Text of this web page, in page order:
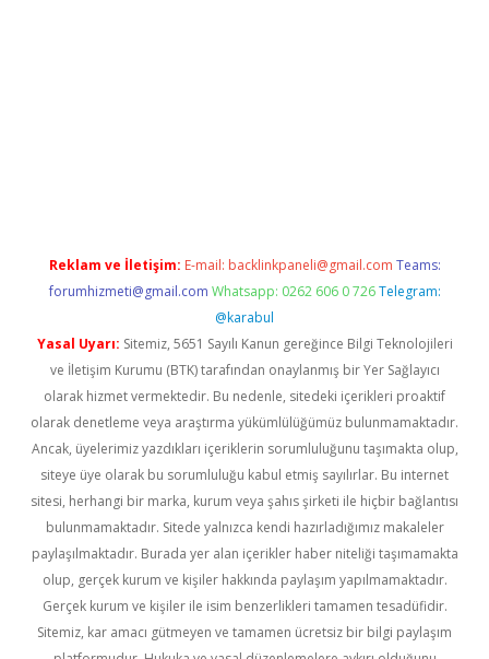
Reklam ve İletişim: E-mail: backlinkpaneli@gmail.com Teams:
forumhizmeti@gmail.com Whatsapp: 0262 606 0 726 Telegram:
@karabul
Yasal Uyarı: Sitemiz, 5651 Sayılı Kanun gereğince Bilgi Teknolojileri
ve İletişim Kurumu (BTK) tarafından onaylanmış bir Yer Sağlayıcı
olarak hizmet vermektedir. Bu nedenle, sitedeki içerikleri proaktif
olarak denetleme veya araştırma yükümlülüğümüz bulunmamaktadır.
Ancak, üyelerimiz yazdıkları içeriklerin sorumluluğunu taşımakta olup,
siteye üye olarak bu sorumluluğu kabul etmiş sayılırlar. Bu internet
sitesi, herhangi bir marka, kurum veya şahıs şirketi ile hiçbir bağlantısı
bulunmamaktadır. Sitede yalnızca kendi hazırladığımız makaleler
paylaşılmaktadır. Burada yer alan içerikler haber niteliği taşımamakta
olup, gerçek kurum ve kişiler hakkında paylaşım yapılmamaktadır.
Gerçek kurum ve kişiler ile isim benzerlikleri tamamen tesadüfidir.
Sitemiz, kar amacı gütmeyen ve tamamen ücretsiz bir bilgi paylaşım